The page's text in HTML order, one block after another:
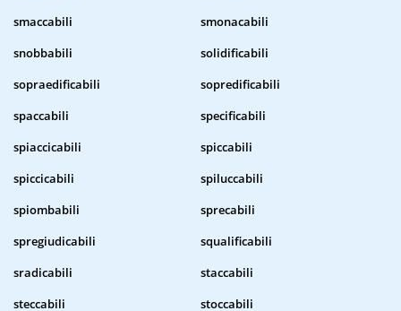
smaccabili
smonacabili
snobbabili
solidificabili
sopraedificabili
sopredificabili
spaccabili
specificabili
spiaccicabili
spiccabili
spiccicabili
spiluccabili
spiombabili
sprecabili
spregiudicabili
squalificabili
sradicabili
staccabili
steccabili
stoccabili